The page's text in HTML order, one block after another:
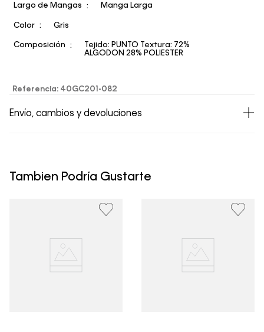
Largo de Mangas Manga Larga
Color Gris
Composición
Tejido: PUNTO Textura: 72%
ALGODON 28% POLIESTER
Referencia: 40GC201-082
Envío, cambios y devoluciones
un período de 30 días calendario tras la recepción.
clientes, no aceptamos devoluciones en ropa interior y
Tambien Podría Gustarte